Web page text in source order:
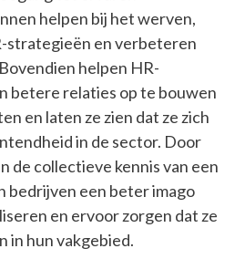
helpen bij het werven,
strategieën en verbeteren
helpen HR-
betere relaties op te bouwen
en laten ze zien dat ze zich
in de sector. Door
de collectieve kennis van een
bedrijven een beter imago
en ervoor zorgen dat ze
in hun vakgebied.